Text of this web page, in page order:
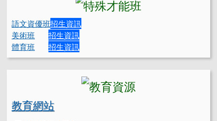
語文資優班招生資訊
美術班
招生資訊
體育班
招生資訊
教育網站